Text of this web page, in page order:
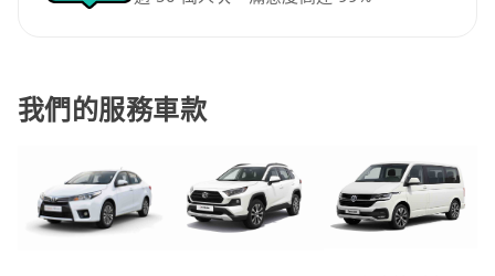
我們的服務車款